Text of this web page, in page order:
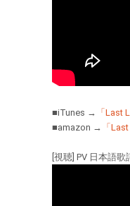
■iTunes → 「Last
■amazon → 「
[視聴] PV 日本語歌